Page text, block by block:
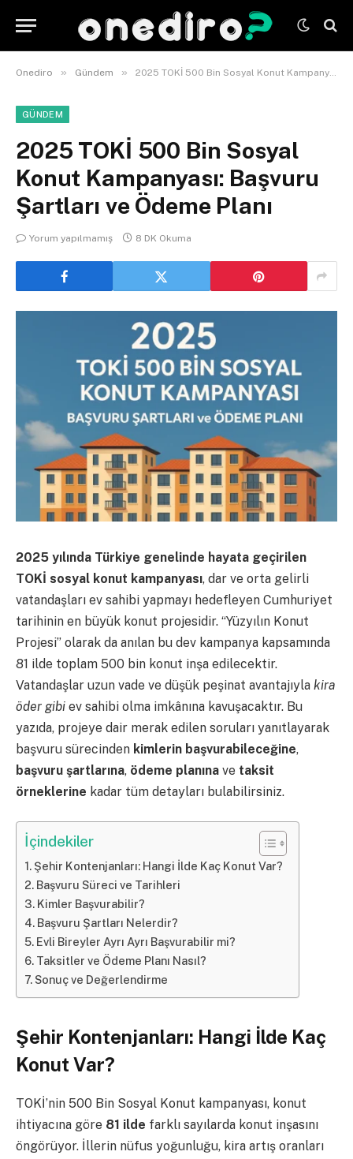
Onediro » Gündem » 2025 TOKİ 500 Bin Sosyal Konut Kampanyası: Başvuru Şartları ve Ödeme Planı
GÜNDEM
2025 TOKİ 500 Bin Sosyal
Konut Kampanyası: Başvuru
Şartları ve Ödeme Planı
Yorum yapılmamış 8 DK Okuma
2025 yılında Türkiye genelinde hayata geçirilen
TOKİ sosyal konut kampanyası, dar ve orta gelirli
vatandaşları ev sahibi yapmayı hedefleyen Cumhuriyet
tarihinin en büyük konut projesidir. “Yüzyılın Konut
Projesi” olarak da anılan bu dev kampanya kapsamında
81 ilde toplam 500 bin konut inşa edilecektir.
Vatandaşlar uzun vade ve düşük peşinat avantajıyla kira
öder gibi ev sahibi olma imkânına kavuşacaktır. Bu
yazıda, projeye dair merak edilen soruları yanıtlayarak
başvuru sürecinden kimlerin başvurabileceğine,
başvuru şartlarına, ödeme planına ve taksit
örneklerine kadar tüm detayları bulabilirsiniz.
İçindekiler
Şehir Kontenjanları: Hangi İlde Kaç Konut Var?
Başvuru Süreci ve Tarihleri
Kimler Başvurabilir?
Başvuru Şartları Nelerdir?
Evli Bireyler Ayrı Ayrı Başvurabilir mi?
Taksitler ve Ödeme Planı Nasıl?
Sonuç ve Değerlendirme
Şehir Kontenjanları: Hangi İlde Kaç
Konut Var?
TOKİ’nin 500 Bin Sosyal Konut kampanyası, konut
ihtiyacına göre 81 ilde farklı sayılarda konut inşasını
öngörüyor. İllerin nüfus yoğunluğu, kira artış oranları